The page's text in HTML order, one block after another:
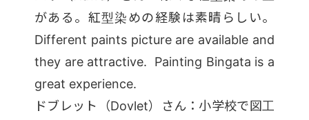
がある。紅型染めの経験は素晴らしい。
Different paints picture are available and
they are attractive. Painting Bingata is a
great experience.
ドブレット（Dovlet）さん：小学校で図工